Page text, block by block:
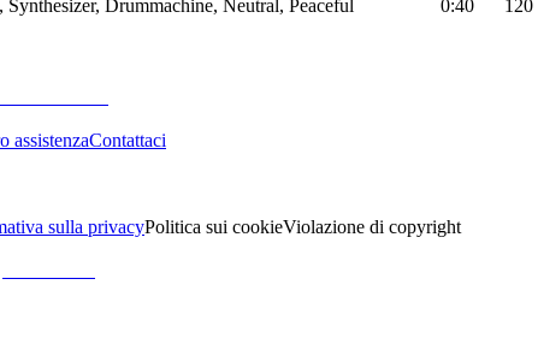
Synthesizer, Drummachine, Neutral, Peaceful 0:40 120
assistenzaContattaci
sulla privacyPolitica sui cookieViolazione di copyright